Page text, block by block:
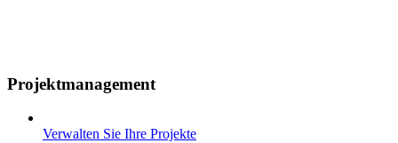
Projektmanagement
Verwalten Sie Ihre Projekte